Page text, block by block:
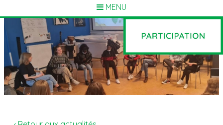
MENU